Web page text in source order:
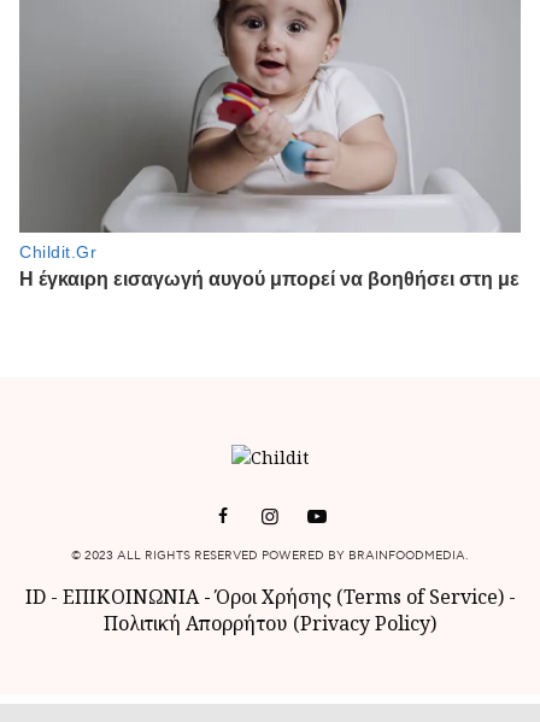
© 2023 ALL RIGHTS RESERVED POWERED BY BRAINFOODMEDIA.
ID- ΕΠΙΚΟΙΝΩΝΙΑ-Όροι Χρήσης (Terms of Service)-
Πολιτική Απορρήτου (Privacy Policy)